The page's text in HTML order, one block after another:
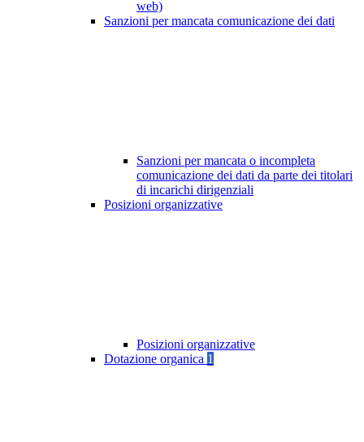
web)
Sanzioni per mancata comunicazione dei dati
Sanzioni per mancata o incompleta
comunicazione dei dati da parte dei titolari
di incarichi dirigenziali
Posizioni organizzative
Posizioni organizzative
Dotazione organica 1